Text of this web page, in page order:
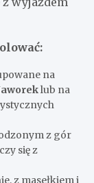
na
lub na
z gór
się z
z masełkiem i